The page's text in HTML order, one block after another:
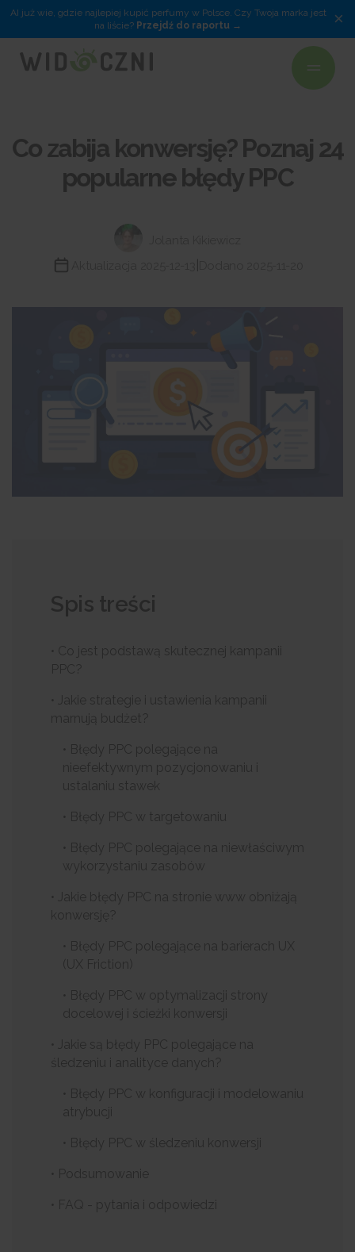
AI już wie, gdzie najlepiej kupić perfumy w Polsce. Czy Twoja marka jest
na liście? Przejdź do raportu ×
Co zabija konwersję? Poznaj 24
popularne błędy PPC
Spis treści
• Co jest podstawą skutecznej kampanii
PPC?
• Jakie strategie i ustawienia kampanii
marnują budżet?
• Błędy PPC polegające na
nieefektywnym pozycjonowaniu i
ustalaniu stawek
• Błędy PPC w targetowaniu
• Błędy PPC polegające na niewłaściwym
wykorzystaniu zasobów
• Jakie błędy PPC na stronie www obniżają
konwersję?
• Błędy PPC polegające na barierach UX
(UX Friction)
• Błędy PPC w optymalizacji strony
docelowej i ścieżki konwersji
• Jakie są błędy PPC polegające na
śledzeniu i analityce danych?
• Błędy PPC w konfiguracji i modelowaniu
atrybucji
• Błędy PPC w śledzeniu konwersji
• Podsumowanie
• FAQ - pytania i odpowiedzi